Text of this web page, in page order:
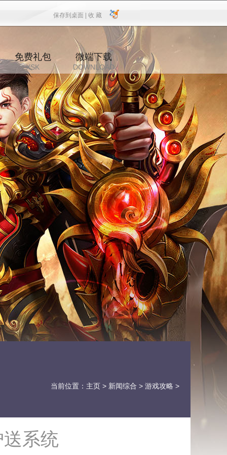
保存到桌面 |
保存到桌面 收 藏
收 藏
免费礼包
XSK
微端下载
DOWNLOAD
当前位置： 主页 > 新闻综合 > 游戏攻略 >
系统